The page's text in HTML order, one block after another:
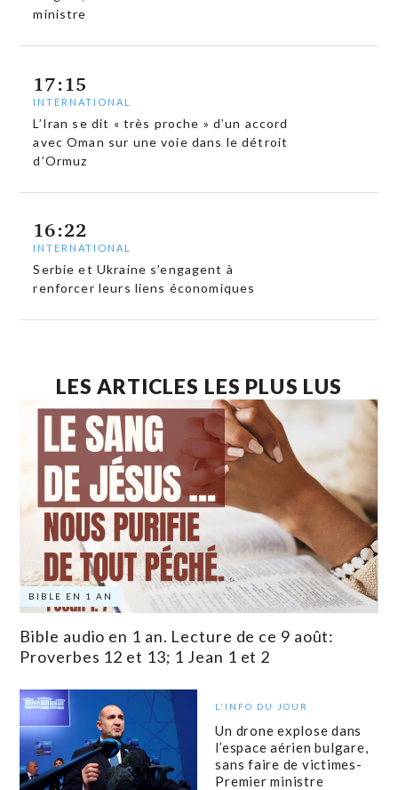
ministre
17:15
INTERNATIONAL
L’Iran se dit « très proche » d’un accord
avec Oman sur une voie dans le détroit
d’Ormuz
16:22
INTERNATIONAL
Serbie et Ukraine s’engagent à
renforcer leurs liens économiques
LES ARTICLES LES PLUS LUS
BIBLE EN 1 AN
Bible audio en 1 an. Lecture de ce 9 août:
Proverbes 12 et 13; 1 Jean 1 et 2
L'INFO DU JOUR
Un drone explose dans
l’espace aérien bulgare,
sans faire de victimes-
Premier ministre